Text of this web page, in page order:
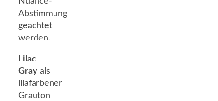
Abstimmung
geachtet
werden.
Lilac
Gray als
lilafarbener
Grauton